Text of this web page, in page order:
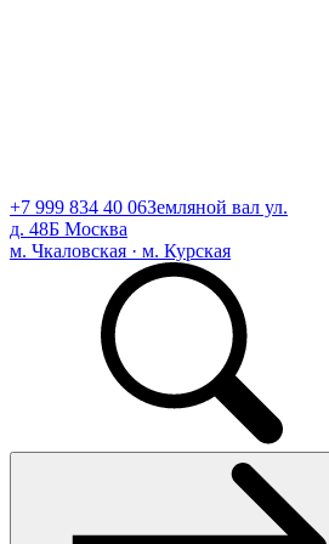
+7 999 834 40 06Земляной вал ул.
д. 48Б Москва
м. Чкаловская · м. Курская